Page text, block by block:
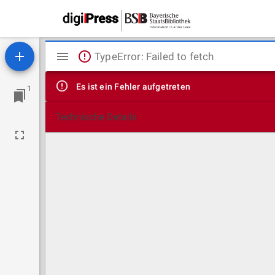
1
Mirador
Viewer
TypeError: Failed to fetch
Es ist ein Fehler aufgetreten
Technische Details